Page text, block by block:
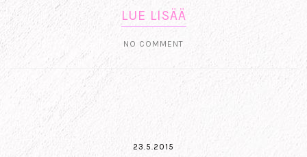
LUE LISÄÄ
NO COMMENT
23.5.2015